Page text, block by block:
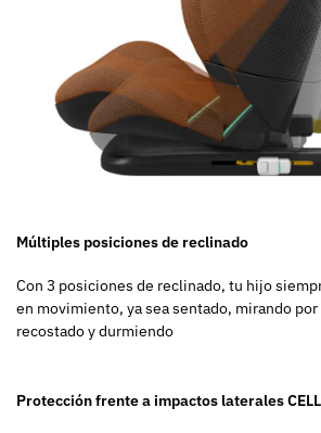
Múltiples posiciones de reclinado
Con 3 posiciones de reclinado, tu hijo
en movimiento, ya sea sentado, mirando por
recostado y durmiendo
Protección frente a impactos laterales CELL